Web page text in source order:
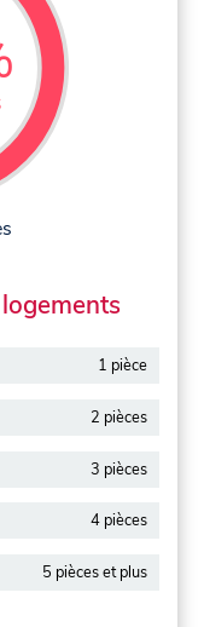
1 pièce
2 pièces
3 pièces
4 pièces
5 pièces et plus